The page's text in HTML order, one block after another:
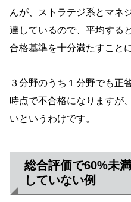
んが、ストラテジ系とマネ
達しているので、平均する
合格基準を十分満たすこと
３分野のうち１分野でも正
時点で不合格になりますが
いというわけです。
総合評価で60%未
していない例